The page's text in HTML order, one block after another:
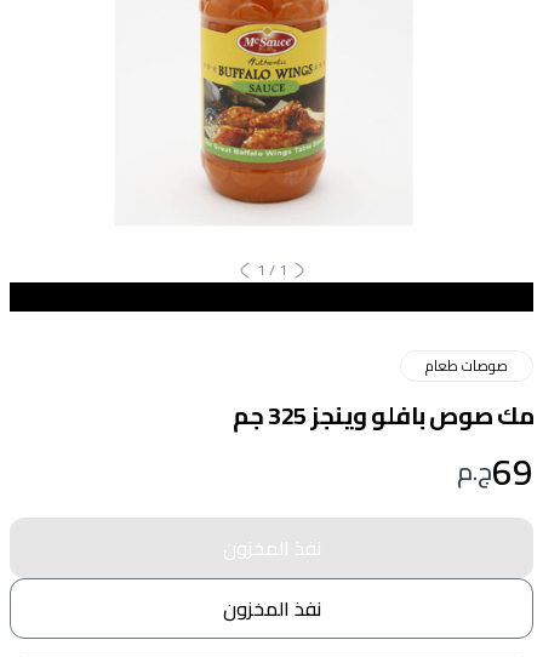
1
/
1
صوصات طعام
مك صوص بافلو وينجز 325 جم
69ج.م
نفذ المخزون
نفذ المخزون